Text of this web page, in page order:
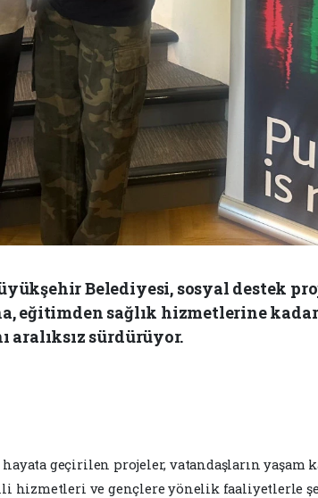
Belediyesi, sosyal destek
eğitimden sağlık hizmetlerine
aralıksız sürdürüyor.
geçirilen projeler, vatandaşların yaşam
hizmetleri ve gençlere yönelik faaliyetlerle